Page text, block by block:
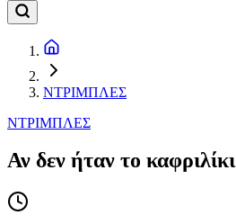
ΝΤΡΙΜΠΛΕΣ
ΝΤΡΙΜΠΛΕΣ
Αν δεν ήταν το καφριλίκι